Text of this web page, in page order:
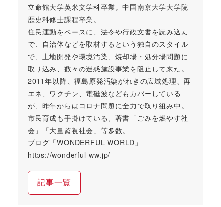
立命館大学英米文学科卒業。中国南京大学大学院
歴史科修士課程卒業。
住民運動をベースに、法令や行政文書を読み込ん
で、自治体などを取材するという独自のスタイル
で、土地開発や環境汚染、焼却場・処分場問題に
取り込み、数々の迷惑施設事業を阻止して来た。
2011年以降、福島原発汚染がれきの広域処理、再
エネ、ワクチン、電磁波などもカバーしている
が、昨年からはコロナ問題に全力で取り組み中。
市民育成も手掛けている。著書「ごみを燃やす社
会」「大量監視社会」等多数。
ブログ「WONDERFUL WORLD」
https://wonderful-ww.jp/
記事一覧